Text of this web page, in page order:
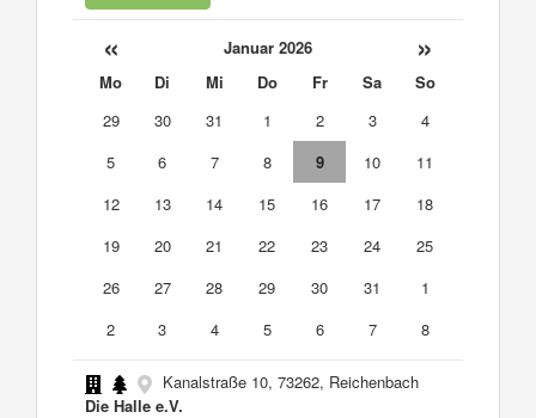
« Januar 2026 »
Mo Di Mi Do Fr Sa
So
29
30 31 1 2 3
4
5
6 7 8 9 10
11
12
13 14 15 16 17
18
19
20 21 22 23 24
25
26
27 28 29 30 31
1
2
3 4 5 6 7 8
Kanalstraße 10, 73262, Reichenbach
Die Halle e.V.